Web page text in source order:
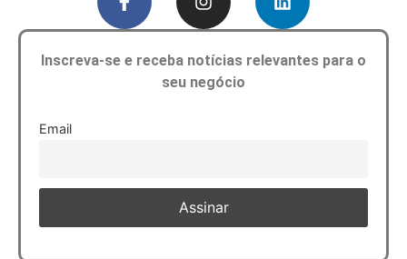
Inscreva-se e receba notícias relevantes para o
seu negócio
Email